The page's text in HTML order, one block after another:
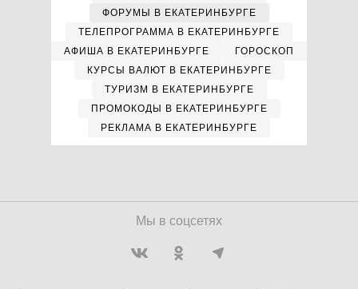
ФОРУМЫ В ЕКАТЕРИНБУРГЕ
ТЕЛЕПРОГРАММА В ЕКАТЕРИНБУРГЕ
АФИША В ЕКАТЕРИНБУРГЕ
ГОРОСКОП
КУРСЫ ВАЛЮТ В ЕКАТЕРИНБУРГЕ
ТУРИЗМ В ЕКАТЕРИНБУРГЕ
ПРОМОКОДЫ В ЕКАТЕРИНБУРГЕ
РЕКЛАМА В ЕКАТЕРИНБУРГЕ
Мы в соцсетях